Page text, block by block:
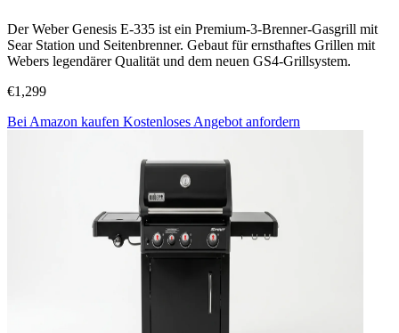
Der Weber Genesis E-335 ist ein Premium-3-Brenner-Gasgrill mit
Sear Station und Seitenbrenner. Gebaut für ernsthaftes Grillen mit
Webers legendärer Qualität und dem neuen GS4-Grillsystem.
€1,299
Bei Amazon kaufen Kostenloses Angebot anfordern